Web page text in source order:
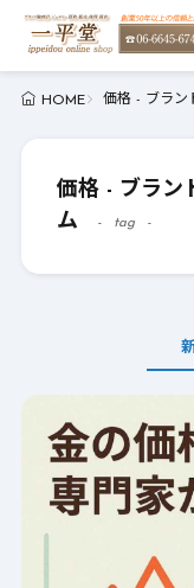
HOME 価格 - ブラン
価格 - ブラン
ム
tag